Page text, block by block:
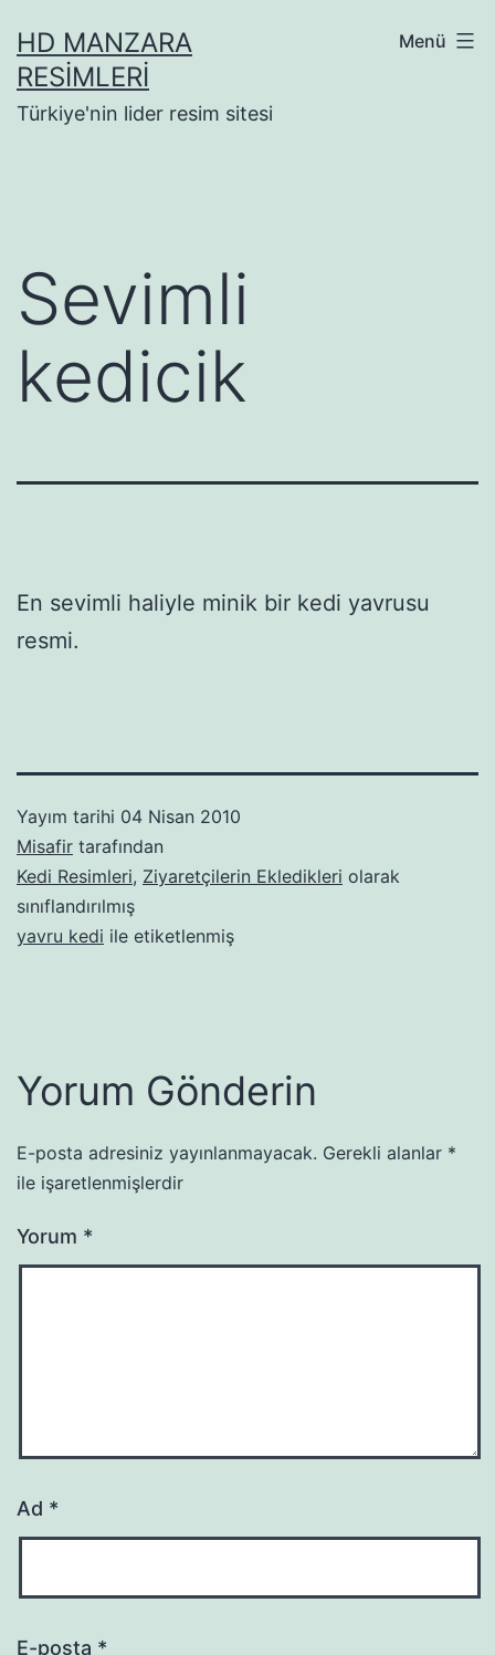
geçHD MANZARA
RESIMLERI
Türkiye'nin lider resim sitesi
Menü
Sevimli
kedicik
En sevimli haliyle minik bir kedi yavrusu
resmi.
Yayım tarihi 04 Nisan 2010
Misafir tarafından
Kedi Resimleri, Ziyaretçilerin Ekledikleri olarak
sınıflandırılmış
yavru kedi ile etiketlenmiş
Yorum Gönderin
E-posta adresiniz yayınlanmayacak. Gerekli alanlar *
ile işaretlenmişlerdir
Yorum *
Ad *
E-posta *